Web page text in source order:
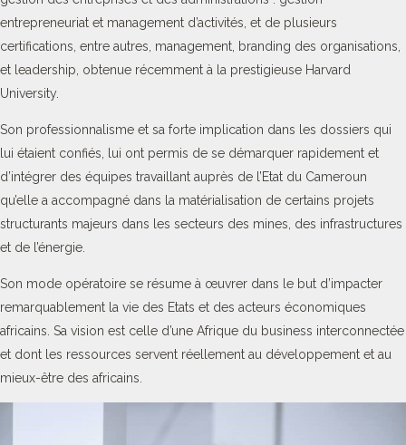
entrepreneuriat et management d’activités, et de plusieurs
certifications, entre autres, management, branding des organisations,
et leadership, obtenue récemment à la prestigieuse Harvard
University.
Son professionnalisme et sa forte implication dans les dossiers qui
lui étaient confiés, lui ont permis de se démarquer rapidement et
d’intégrer des équipes travaillant auprès de l’Etat du Cameroun
qu’elle a accompagné dans la matérialisation de certains projets
structurants majeurs dans les secteurs des mines, des infrastructures
et de l’énergie.
Son mode opératoire se résume à œuvrer dans le but d’impacter
remarquablement la vie des Etats et des acteurs économiques
africains. Sa vision est celle d’une Afrique du business interconnectée
et dont les ressources servent réellement au développement et au
mieux-être des africains.